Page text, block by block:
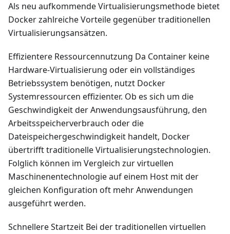
Als neu aufkommende Virtualisierungsmethode bietet
Docker zahlreiche Vorteile gegenüber traditionellen
Virtualisierungsansätzen.
Effizientere Ressourcennutzung Da Container keine
Hardware-Virtualisierung oder ein vollständiges
Betriebssystem benötigen, nutzt Docker
Systemressourcen effizienter. Ob es sich um die
Geschwindigkeit der Anwendungsausführung, den
Arbeitsspeicherverbrauch oder die
Dateispeichergeschwindigkeit handelt, Docker
übertrifft traditionelle Virtualisierungstechnologien.
Folglich können im Vergleich zur virtuellen
Maschinenentechnologie auf einem Host mit der
gleichen Konfiguration oft mehr Anwendungen
ausgeführt werden.
Schnellere Startzeit Bei der traditionellen virtuellen